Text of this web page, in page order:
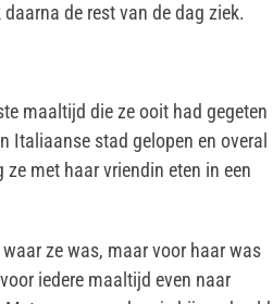
de rest van de dag ziek.
maaltijd die ze ooit had gegeten
Italiaanse stad gelopen en overal
met haar vriendin eten in een
ze was, maar voor haar was
iedere maaltijd even naar